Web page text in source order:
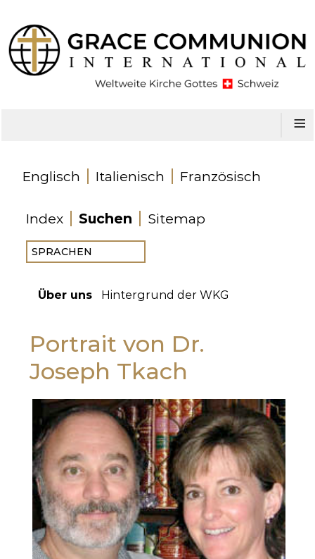
≡
Englisch Italienisch Französisch
Index Suchen Sitemap
Über uns Hintergrund der WKG
Portrait von Dr.
Joseph Tkach